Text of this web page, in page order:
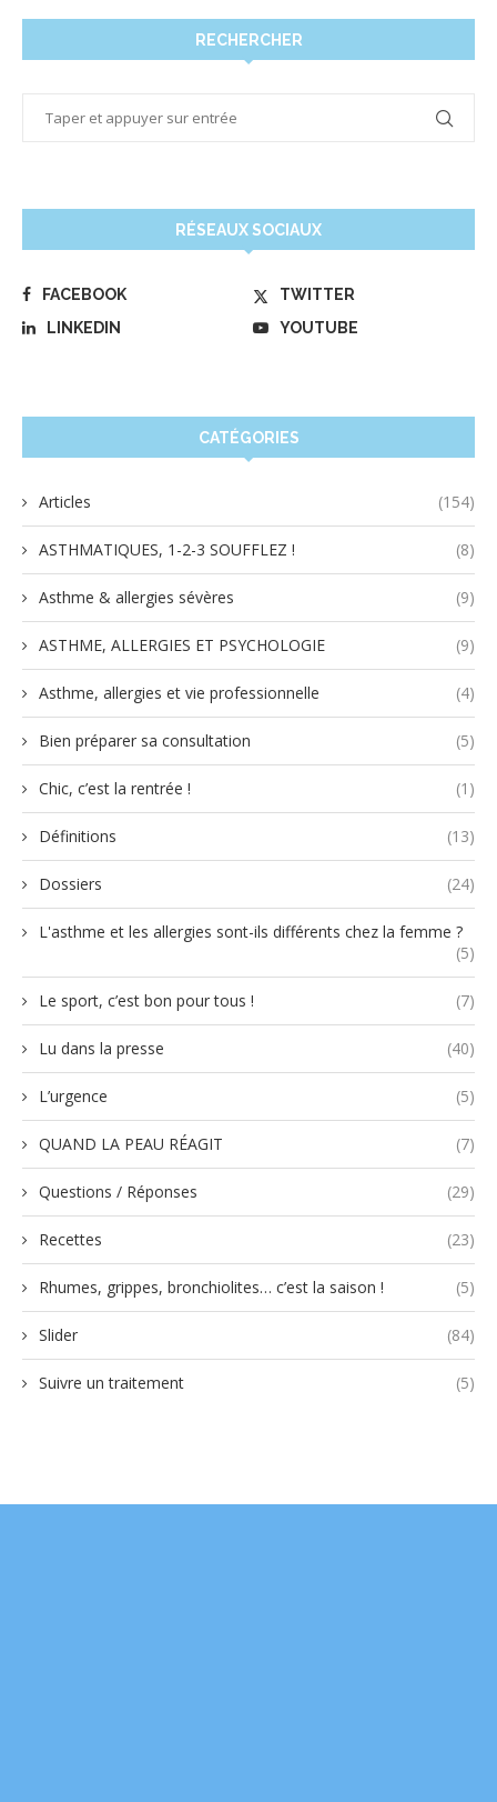
RECHERCHER
RÉSEAUX SOCIAUX
FACEBOOK
TWITTER
LINKEDIN
YOUTUBE
CATÉGORIES
Articles (154)
ASTHMATIQUES, 1-2-3 SOUFFLEZ ! (8)
Asthme & allergies sévères (9)
ASTHME, ALLERGIES ET PSYCHOLOGIE (9)
Asthme, allergies et vie professionnelle (4)
Bien préparer sa consultation (5)
Chic, c’est la rentrée ! (1)
Définitions (13)
Dossiers (24)
L'asthme et les allergies sont-ils différents chez la femme ?
(5)
Le sport, c’est bon pour tous ! (7)
Lu dans la presse (40)
L’urgence (5)
QUAND LA PEAU RÉAGIT (7)
Questions / Réponses (29)
Recettes (23)
Rhumes, grippes, bronchiolites… c’est la saison ! (5)
Slider (84)
Suivre un traitement (5)